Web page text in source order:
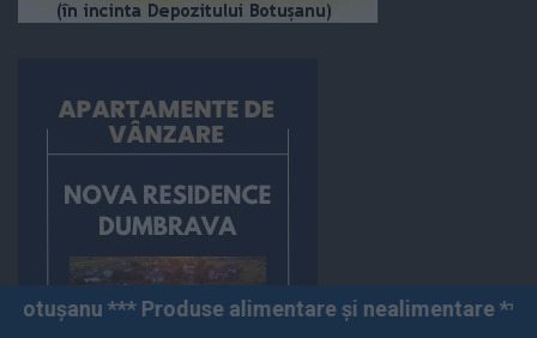
alimentare și nealimentare *** Vânzări angro și